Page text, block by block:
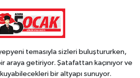
temasıyla sizleri buluştururken,
araya getiriyor. Şatafattan kaçınıyor ve
bir altyapı sunuyor.